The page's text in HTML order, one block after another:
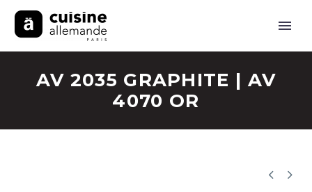
AV 2035 GRAPHITE | AV
4070 OR
 